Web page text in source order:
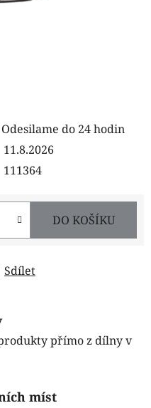
Odesilame do 24 hodin
11.8.2026
111364
DO KOŠÍKU
Sdílet
přímo z dílny v
míst